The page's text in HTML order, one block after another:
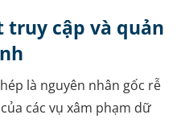
truy cập và quản
là nguyên nhân gốc rễ
các vụ xâm phạm dữ